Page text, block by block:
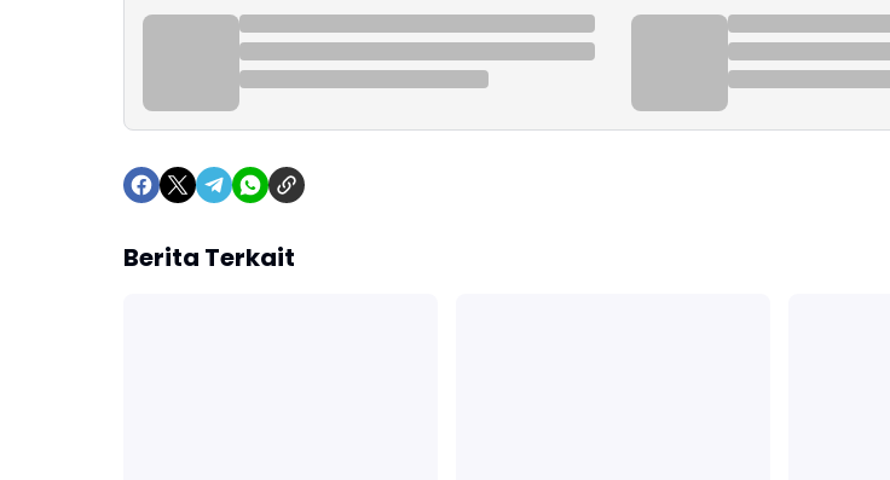
Berita Terkait